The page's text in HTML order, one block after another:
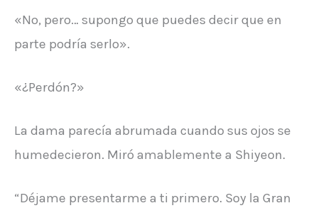
«No, pero… supongo que puedes decir que en
parte podría serlo».
«¿Perdón?»
La dama parecía abrumada cuando sus ojos se
humedecieron. Miró amablemente a Shiyeon.
“Déjame presentarme a ti primero. Soy la Gran